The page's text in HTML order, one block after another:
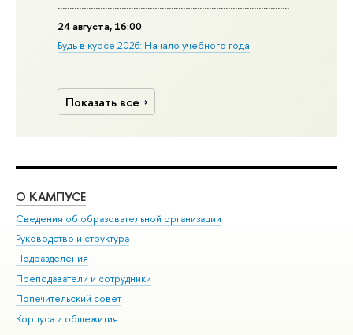
24 августа, 16:00
Будь в курсе 2026: Начало учебного года
Показать все
О КАМПУСЕ
Сведения об образовательной организации
Руководство и структура
Подразделения
Преподаватели и сотрудники
Попечительский совет
Корпуса и общежития